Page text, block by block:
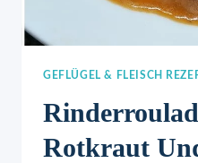
GEFLÜGEL & FLEISCH
Rotkraut